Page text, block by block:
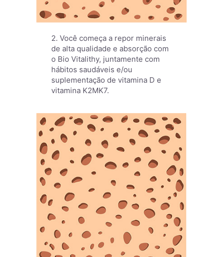
2. Você começa a repor minerais
de alta qualidade e absorção com
o Bio Vitalithy, juntamente com
hábitos saudáveis e/ou
suplementação de vitamina D e
vitamina K2MK7.